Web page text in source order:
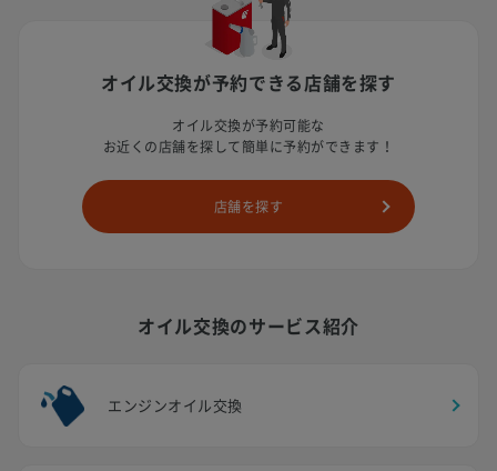
オイル交換が予約できる店舗を探す
オイル交換が予約可能な
お近くの店舗を探して簡単に予約ができます！
店舗を探す
オイル交換のサービス紹介
エンジンオイル交換